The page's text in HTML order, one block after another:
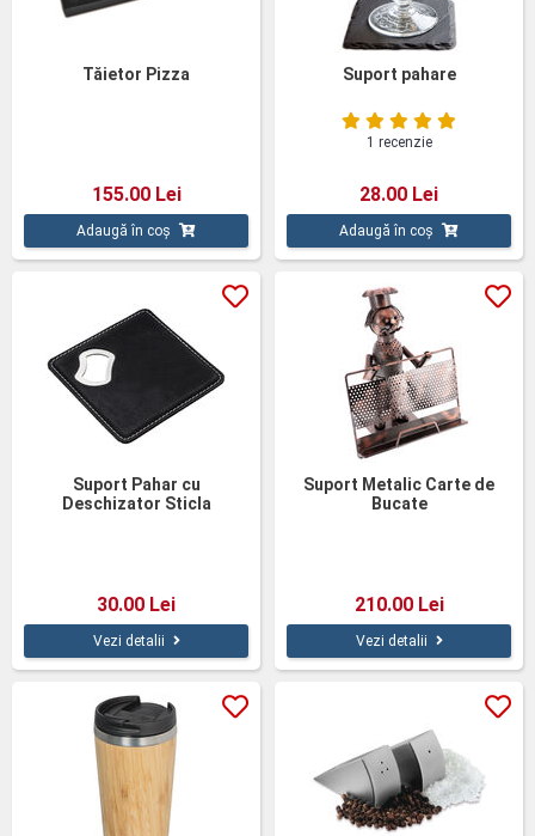
Tăietor Pizza
155.00 Lei
Adaugă în coș
Suport pahare
1 recenzie
28.00 Lei
Adaugă în coș
Suport Pahar cu
Deschizator Sticla
30.00 Lei
Vezi detalii
Suport Metalic Carte de
Bucate
210.00 Lei
Vezi detalii